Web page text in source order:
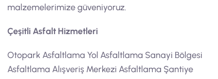
malzemelerimize güveniyoruz.
Çeşitli Asfalt Hizmetleri
Otopark Asfaltlama Yol Asfaltlama Sanayi Bölgesi
Asfaltlama Alışveriş Merkezi Asfaltlama Şantiye